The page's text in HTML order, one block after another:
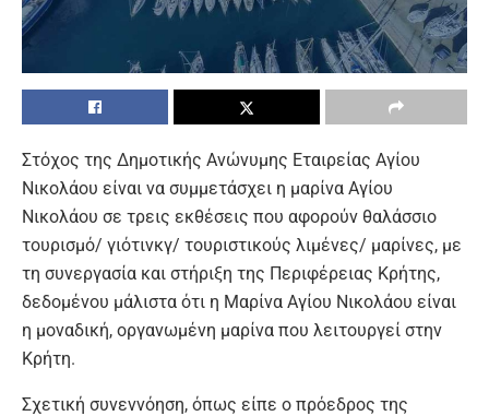
Στόχος της Δημοτικής Ανώνυμης Εταιρείας Αγίου
Νικολάου είναι να συμμετάσχει η μαρίνα Αγίου
Νικολάου σε τρεις εκθέσεις που αφορούν θαλάσσιο
τουρισμό/ γιότινκγ/ τουριστικούς λιμένες/ μαρίνες, με
τη συνεργασία και στήριξη της Περιφέρειας Κρήτης,
δεδομένου μάλιστα ότι η Μαρίνα Αγίου Νικολάου είναι
η μοναδική, οργανωμένη μαρίνα που λειτουργεί στην
Κρήτη.
Σχετική συνεννόηση, όπως είπε ο πρόεδρος της